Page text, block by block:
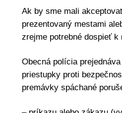
Ak by sme mali
prezentovaný mestami
zrejme potrebné dospieť k
Obecná polícia
priestupky proti
premávky spáchané